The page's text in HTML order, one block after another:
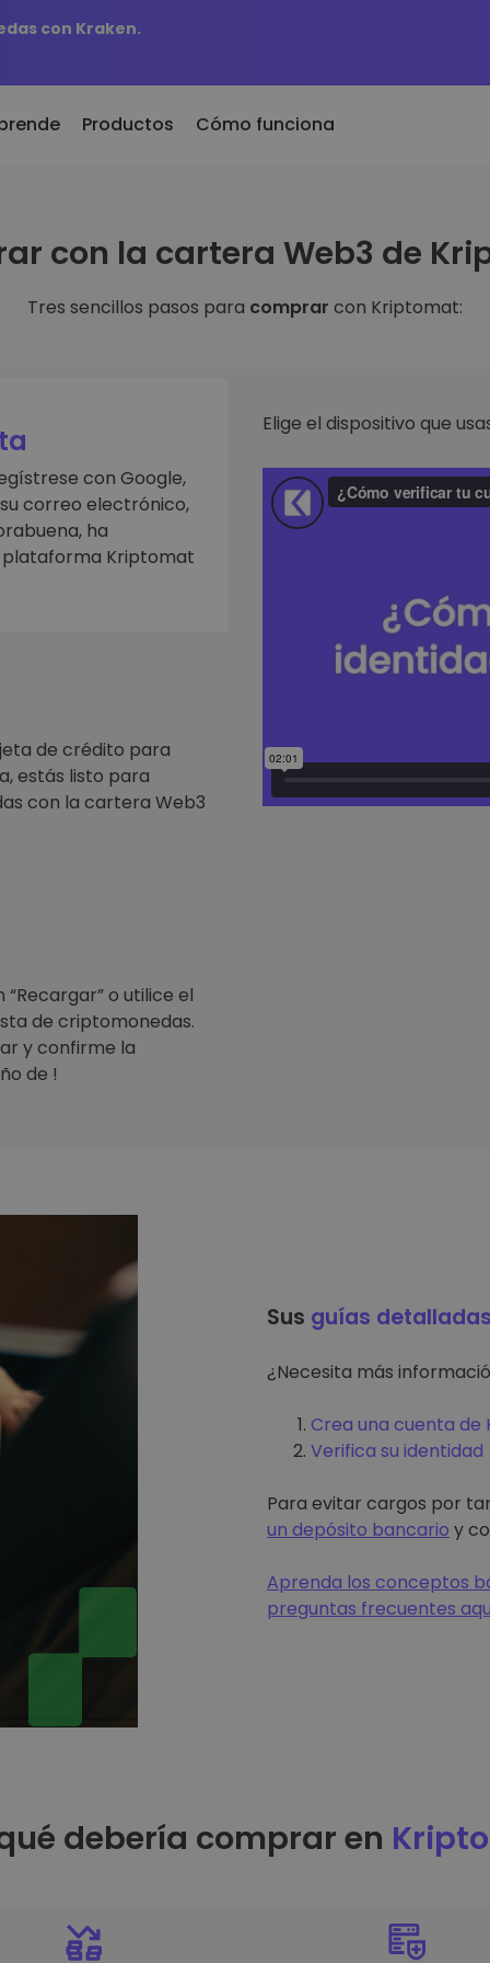
con Kraken.
recientemente
recién añadidos a
comprado 100€
Productos
invertir en
KriptoEarn
Gana recompensas con tus
Bóveda
regularmente (DCA)
Cómo funciona
con la cartera Web3 de
Tres sencillos pasos para comprar con Kriptomat:
con Google,
correo electrónico,
ha
plataforma Kriptomat
de crédito para
estás listo para
con la cartera Web3
o utilice el
de criptomonedas.
y confirme la
de !
Elige el dispositivo que
Sus guías detalladas
¿Necesita más
Crea una cuenta
Verifica su identidad
Para evitar cargos por
un depósito bancario y
Aprenda los conceptos
preguntas frecuentes
debería comprar en